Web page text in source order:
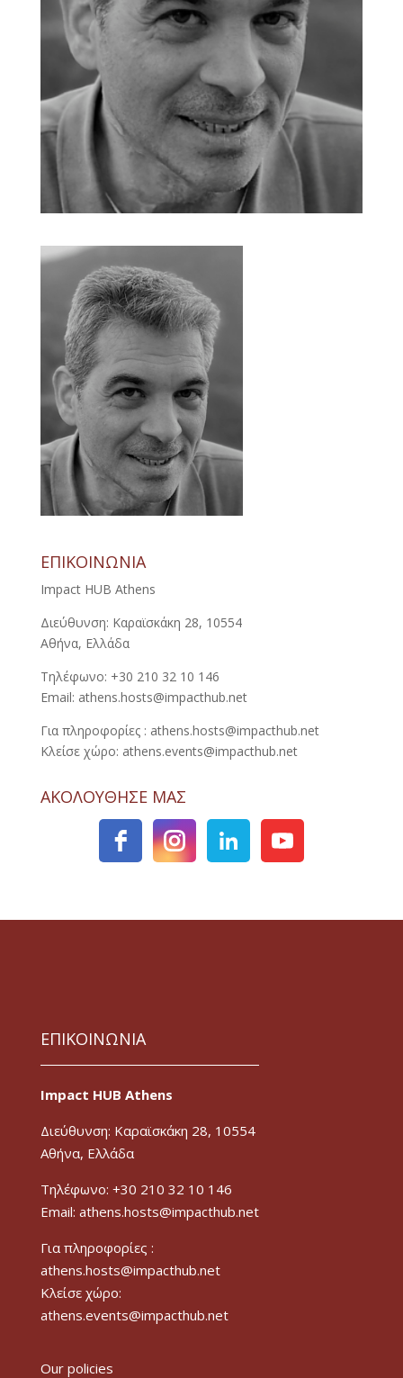
ΕΠΙΚΟΙΝΩΝΙΑ
Impact HUB Athens
Διεύθυνση: Καραϊσκάκη 28, 10554
Αθήνα, Ελλάδα
Τηλέφωνο: +30 210 32 10 146
Email: athens.hosts@impacthub.net
Για πληροφορίες : athens.hosts@impacthub.net
Κλείσε χώρο: athens.events@impacthub.net
ΑΚΟΛΟΥΘΗΣΕ ΜΑΣ
ΕΠΙΚΟΙΝΩΝΙΑ
Impact HUB Athens
Διεύθυνση: Καραϊσκάκη 28, 10554
Αθήνα, Ελλάδα
Τηλέφωνο: +30 210 32 10 146
Email: athens.hosts@impacthub.net
Για πληροφορίες :
athens.hosts@impacthub.net
Κλείσε χώρο:
athens.events@impacthub.net
Our policies